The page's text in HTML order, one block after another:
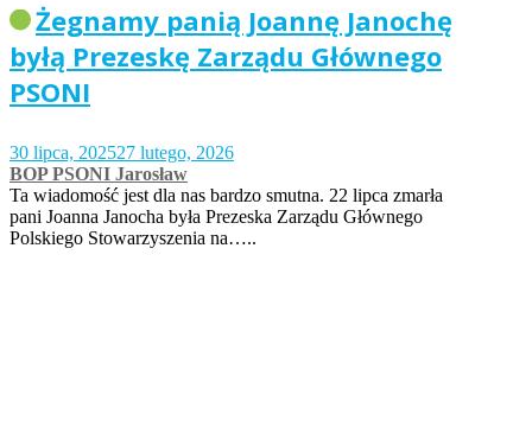
Żegnamy panią Joannę Janochę
byłą Prezeskę Zarządu Głównego
PSONI
30 lipca, 202527 lutego, 2026
BOP PSONI Jarosław
Ta wiadomość jest dla nas bardzo smutna. 22 lipca zmarła
pani Joanna Janocha była Prezeska Zarządu Głównego
Polskiego Stowarzyszenia na…..